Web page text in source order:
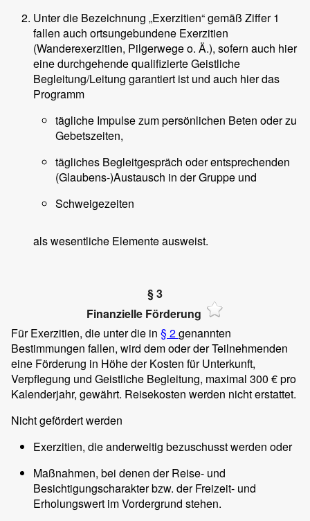
Unter die Bezeichnung „Exerzitien“ gemäß Ziffer 1
fallen auch ortsungebundene Exerzitien
(Wanderexerzitien, Pilgerwege o. Ä.), sofern auch hier
eine durchgehende qualifizierte Geistliche
Begleitung/Leitung garantiert ist und auch hier das
Programm
tägliche Impulse zum persönlichen Beten oder zu
Gebetszeiten,
tägliches Begleitgespräch oder entsprechenden
(Glaubens-)Austausch in der Gruppe und
Schweigezeiten
als wesentliche Elemente ausweist.
§ 3
Finanzielle Förderung
Für Exerzitien, die unter die in § 2genannten
Bestimmungen fallen, wird dem oder der Teilnehmenden
eine Förderung in Höhe der Kosten für Unterkunft,
Verpflegung und Geistliche Begleitung, maximal 300 € pro
Kalenderjahr, gewährt. Reisekosten werden nicht erstattet.
Nicht gefördert werden
Exerzitien, die anderweitig bezuschusst werden oder
Maßnahmen, bei denen der Reise- und
Besichtigungscharakter bzw. der Freizeit- und
Erholungswert im Vordergrund stehen.